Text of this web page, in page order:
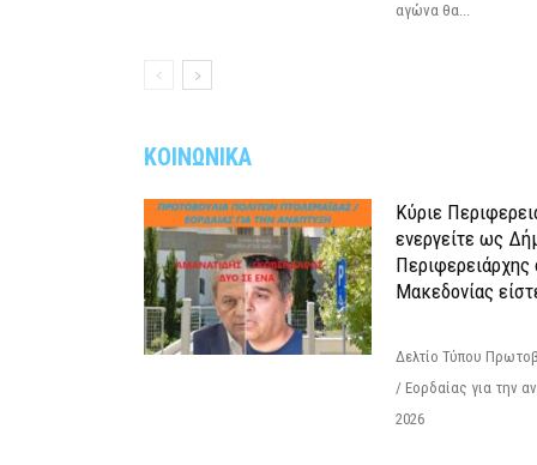
αγώνα θα...
ΚΟΙΝΩΝΙΚΑ
Κύριε
ενεργείτε ως
Περιφερειάρχης
Μακεδονίας
Δελτίο Τύπου
/ Εορδαίας για την
2026